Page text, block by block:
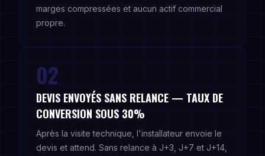
marges compressées et aucun actif commercial
propre.
02
DEVIS ENVOYÉS SANS RELANCE — TAUX DE
CONVERSION SOUS 30%
Après la visite technique, l'installateur envoie le
devis et attend. Sans relance à J+3, J+7 et J+14,